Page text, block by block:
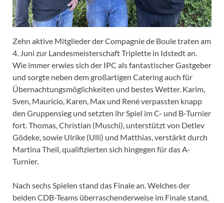
Zehn aktive Mitglieder der Compagnie de Boule traten am
4. Juni zur Landesmeisterschaft Triplette in Idstedt an.
Wie immer erwies sich der IPC als fantastischer Gastgeber
und sorgte neben dem großartigen Catering auch für
Übernachtungsmöglichkeiten und bestes Wetter. Karim,
Sven, Mauricio, Karen, Max und René verpassten knapp
den Gruppensieg und setzten ihr Spiel im C- und B-Turnier
fort. Thomas, Christian (Muschi), unterstützt von Detlev
Gödeke, sowie Ulrike (Ulli) und Matthias, verstärkt durch
Martina Theil, qualifizierten sich hingegen für das A-
Turnier.
Nach sechs Spielen stand das Finale an. Welches der
beiden CDB-Teams überraschenderweise im Finale stand,